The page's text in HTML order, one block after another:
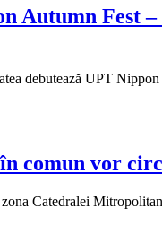
Autumn Fest
debutează UPT
comun vor
Catedralei